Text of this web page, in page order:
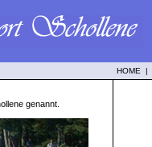
HOME |
genannt.